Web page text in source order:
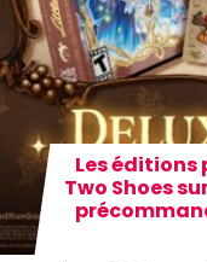
Les éditions
Two Shoes